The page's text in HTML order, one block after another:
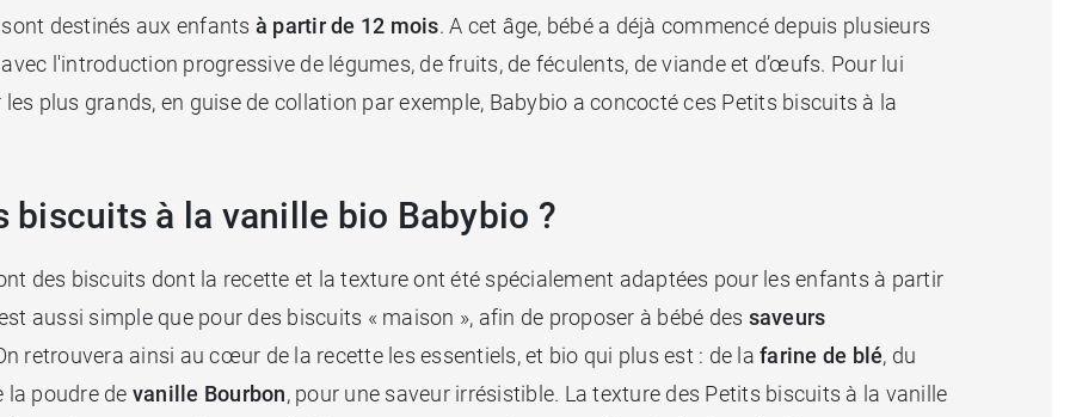
destinés aux enfants à partir de 12 mois. A cet âge, bébé a déjà commencé depuis plusieurs
l'introduction progressive de légumes, de fruits, de féculents, de viande et d’œufs. Pour lui
plus grands, en guise de collation par exemple, Babybio a concocté ces Petits biscuits à la
à la vanille bio Babybio ?
des biscuits dont la recette et la texture ont été spécialement adaptées pour les enfants à partir
aussi simple que pour des biscuits « maison », afin de proposer à bébé des saveurs
retrouvera ainsi au cœur de la recette les essentiels, et bio qui plus est : de la farine de blé, du
la poudre de vanille Bourbon, pour une saveur irrésistible. La texture des Petits biscuits à la vanille